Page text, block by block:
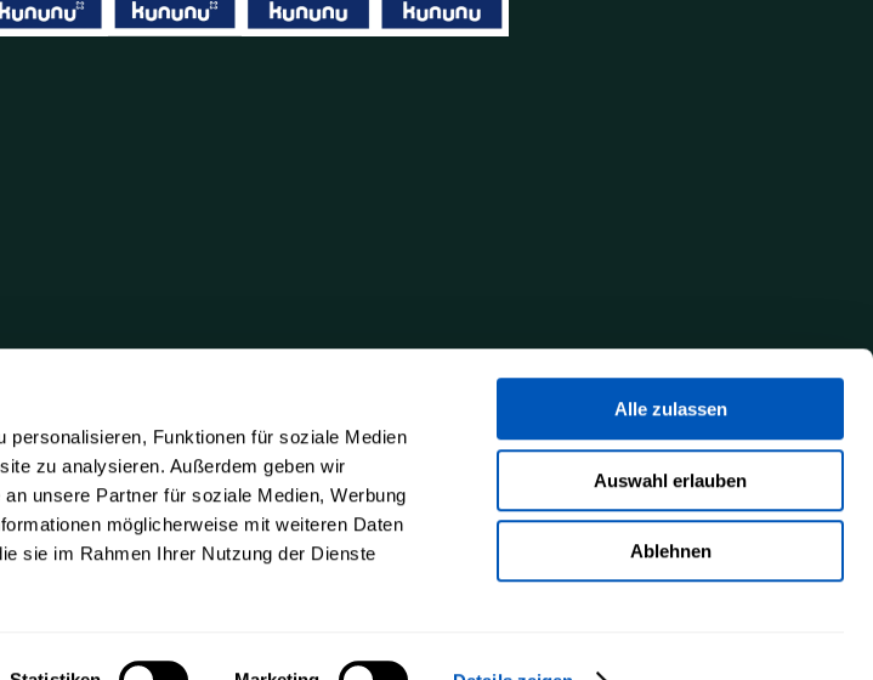
Funktionen für soziale Medien
zu analysieren. Außerdem geben wir
unsere Partner für soziale Medien, Werbung
möglicherweise mit weiteren Daten
sie im Rahmen Ihrer Nutzung der Dienste
Alle zulassen
Auswahl erlauben
Ablehnen